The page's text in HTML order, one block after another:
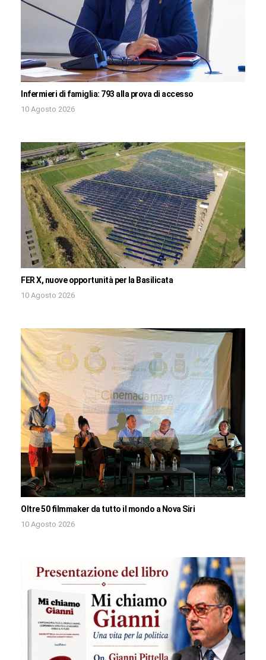
Infermieri di famiglia: 793 alla prova di accesso
10 Agosto 2026
FER X, nuove opportunità per la Basilicata
10 Agosto 2026
Oltre 50 filmmaker da tutto il mondo a Nova Siri
10 Agosto 2026